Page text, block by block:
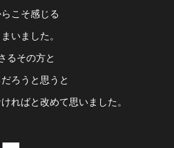
こそ感じる
いました。
るその方と
ろうと思うと
ればと改めて思いました。